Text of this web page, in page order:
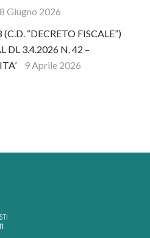
Giugno 2026
“DECRETO FISCALE”)
DL 3.4.2026 N. 42 –
9 Aprile 2026